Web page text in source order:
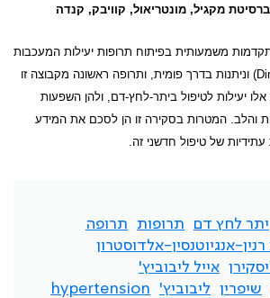
מקגיל, מונטריאול, קוויבק, קנדה
משמעותית בפיתוח תרופות יעילות המעכבות
) וניתנות בדרך פומית, ותרופה ראשונה מקבוצה זו
יעילות לטיפול ביתר-לחץ-דם, ולהן השפעות
והלב. המטרות בסקירה זו הן לסכם את המידע
של טיפול חדשני זה.
יתר לחץ דם תרופות
תרופה
אנגיוטנסין-אלדוסטרון
אייל ליבוביץ'
שיפרין ליבוביץ'
hypertension